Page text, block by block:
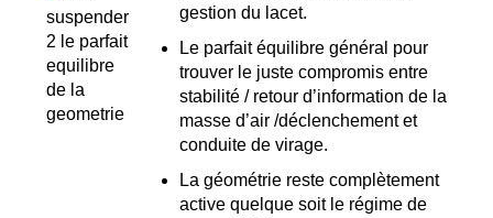
gestion du lacet.
Le parfait équilibre général pour
trouver le juste compromis entre
stabilité / retour d’information de la
masse d’air /déclenchement et
conduite de virage.
La géométrie reste complètement
active quelque soit le régime de